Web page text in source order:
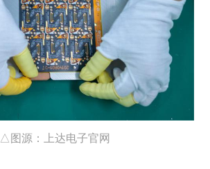
△图源：上达电子官网